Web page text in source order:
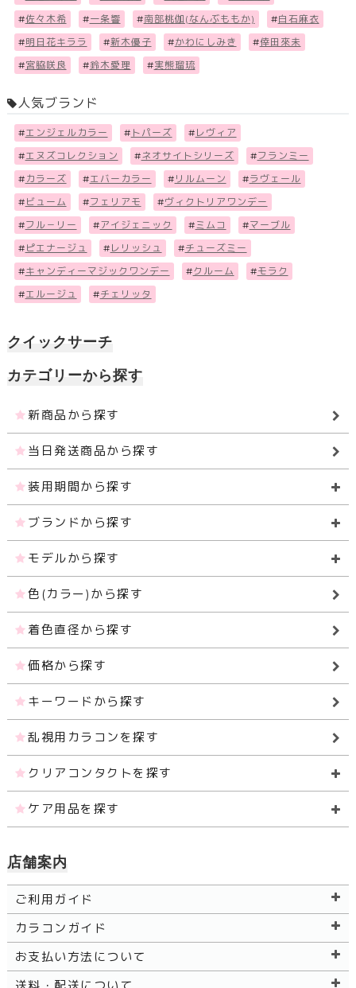
#佐々木希 #一条響 #南部桃伽(なんぶももか) #白石麻衣
#明日花キララ #新木優子 #かわにしみき #倖田來未
#宮脇咲良 #鈴木愛理 #実熊瑠琉
人気ブランド
#エンジェルカラー # トパーズ # レヴィア
#エヌズコレクション #ネオサイトシリーズ #フランミー
# カラーズ #エバーカラー # リルムーン #ラヴェール
# ビューム #フェリアモ #ヴィクトリアワンデー
#フル－リー #アイジェニック # ミムコ #マーブル
# ピエナージュ # レリッシュ #チューズミー
#キャンディーマジックワンデー #クルーム #モラク
#エルージュ #チェリッタ
クイックサーチ
カテゴリーから探す
新商品から探す
当日発送商品から探す
装用期間から探す
ブランドから探す
モデルから探す
色(カラー)から探す
着色直径から探す
価格から探す
キーワードから探す
乱視用カラコンを探す
クリアコンタクトを探す
ケア用品を探す
店舗案内
ご利用ガイド
カラコンガイド
お支払い方法について
送料・配送について